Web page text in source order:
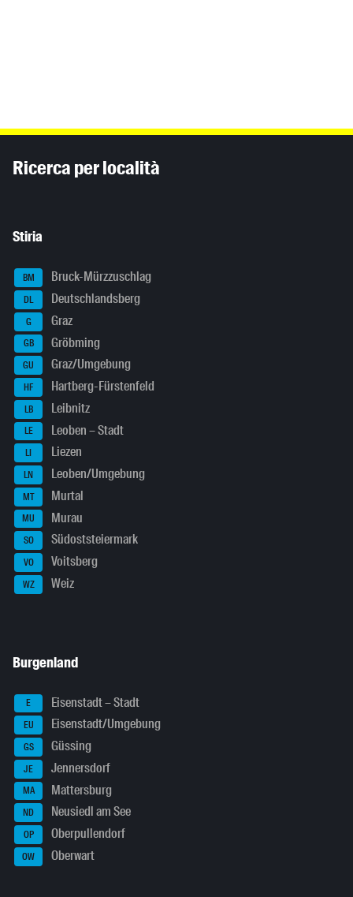
Ricerca per località
Stiria
BM Bruck-Mürzzuschlag
DL Deutschlandsberg
G Graz
GB Gröbming
GU Graz/Umgebung
HF Hartberg-Fürstenfeld
LB Leibnitz
LE Leoben – Stadt
LI Liezen
LN Leoben/Umgebung
MT Murtal
MU Murau
SO Südoststeiermark
VO Voitsberg
WZ Weiz
Burgenland
E Eisenstadt – Stadt
EU Eisenstadt/Umgebung
GS Güssing
JE Jennersdorf
MA Mattersburg
ND Neusiedl am See
OP Oberpullendorf
OW Oberwart